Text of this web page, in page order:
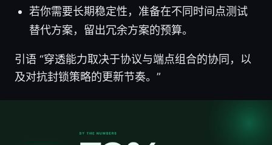
若你需要长期稳定性，准备在不同时间点测试
替代方案，留出冗余方案的预算。
引语 “穿透能力取决于协议与端点组合的协同，以
及对抗封锁策略的更新节奏。”